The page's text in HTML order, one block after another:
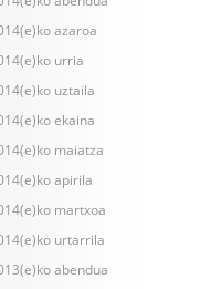
azaroa
urria
uztaila
ekaina
maiatza
apirila
martxoa
urtarrila
abendua